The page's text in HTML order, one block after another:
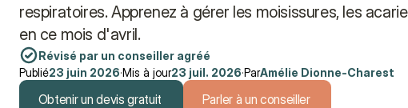
respiratoires. Apprenez à gérer les moisissures, les
en ce mois d'avril.
Révisé par un conseiller agréé
Publié23 juin 2026·Mis à jour23 juil. 2026·ParAmélie Dionne-Charest
Obtenir un devis gratuit Parler à un conseiller